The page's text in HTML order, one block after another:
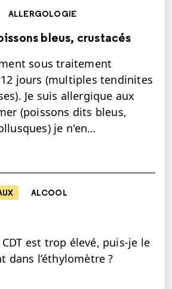
ALLERGOLOGIE
bleus, crustacés
sous traitement
jours (multiples tendinites
Je suis allergique aux
(poissons dits bleus,
je n'en…
ALCOOL
est trop élevé, puis-je le
dans l’éthylomètre ?